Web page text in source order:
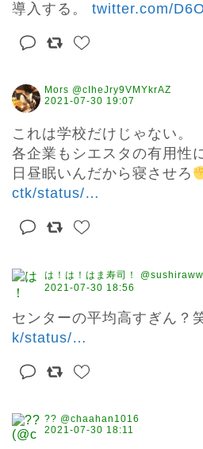
導入する。 twitter.com/
Mors @cIheJry9VMYkrAZ
2021-07-30 19:07
これは学校だけじゃない。
各企業もシエスタの有用性
日昼眠いんだから寝させろ
ctk/status/…
は！は！はま寿司！
2021-07-30 18:56
センターの平均高すぎん？
k/status/…
?? @chaahan1016
2021-07-30 18:11